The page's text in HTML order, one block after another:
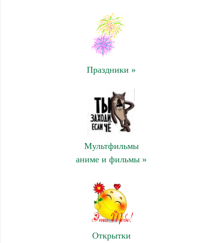
Праздники »
Мультфильмы
аниме и фильмы »
Открытки